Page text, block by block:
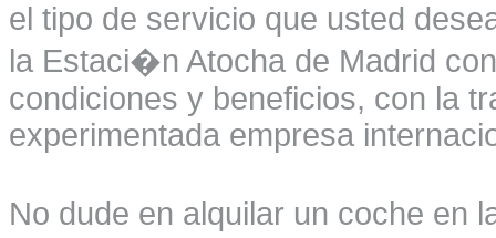
el tipo de servicio que usted
la Estaci�n Atocha de Madrid
condiciones y beneficios, con la
experimentada empresa
No dude en alquilar un coche en